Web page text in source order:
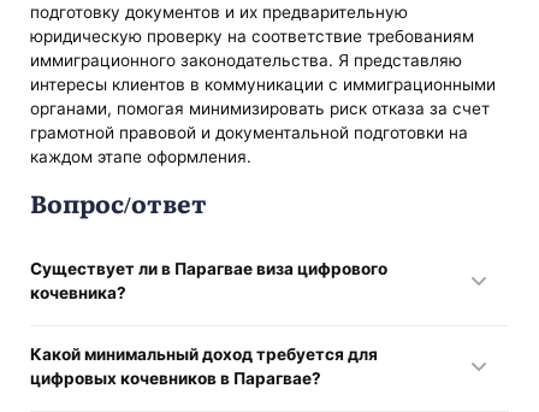
подготовку документов и их предварительную
юридическую проверку на соответствие требованиям
иммиграционного законодательства. Я представляю
интересы клиентов в коммуникации с иммиграционными
органами, помогая минимизировать риск отказа за счет
грамотной правовой и документальной подготовки на
каждом этапе оформления.
Вопрос/ответ
Существует ли в Парагвае виза цифрового
кочевника?
режим временного вида на жительство.
Какой минимальный доход требуется для
цифровых кочевников в Парагвае?